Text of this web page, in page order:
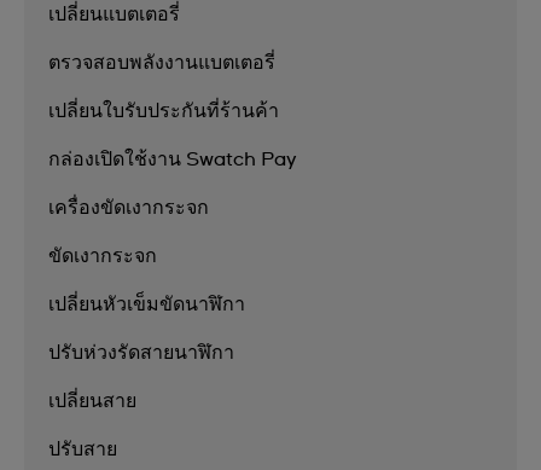
เปลี่ยนแบตเตอรี่
ตรวจสอบพลังงานแบตเตอรี่
เปลี่ยนใบรับประกันที่ร้านค้า
กล่องเปิดใช้งาน Swatch Pay
เครื่องขัดเงากระจก
ขัดเงากระจก
เปลี่ยนหัวเข็มขัดนาฬิกา
ปรับห่วงรัดสายนาฬิกา
เปลี่ยนสาย
ปรับสาย